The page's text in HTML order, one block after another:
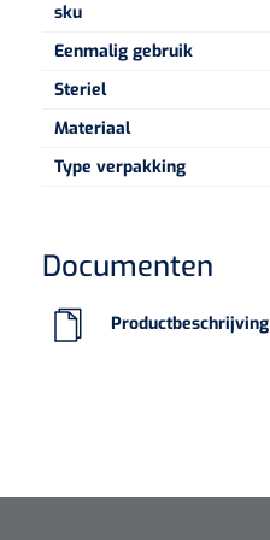
sku
Eenmalig gebruik
Steriel
Materiaal
Type verpakking
Documenten
Productbeschrijving